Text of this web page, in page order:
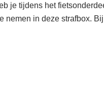
je tijdens het
nemen in deze strafbox.